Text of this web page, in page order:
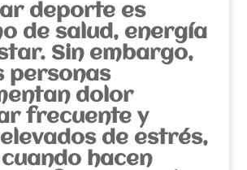
deporte es
de salud, energía
Sin embargo,
personas
dolor
frecuente y
de estrés,
hacen